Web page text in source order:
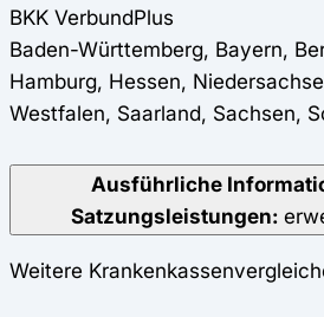
BKK VerbundPlus
Baden-Württemberg, Bayern,
Hamburg, Hessen,
Westfalen, Saarland, Sachsen,
Ausführliche
Satzungsleistungen:
Weitere